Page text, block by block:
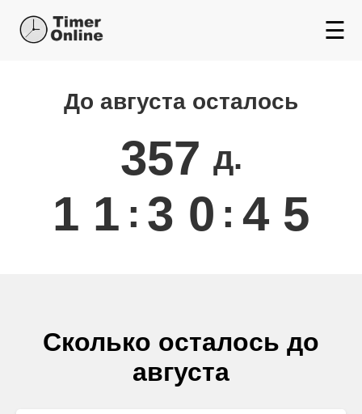
☰
Сколько осталось доДо августа осталось
357 д.
1 1 : 3 0 : 4 5
Сколько осталось до
августа